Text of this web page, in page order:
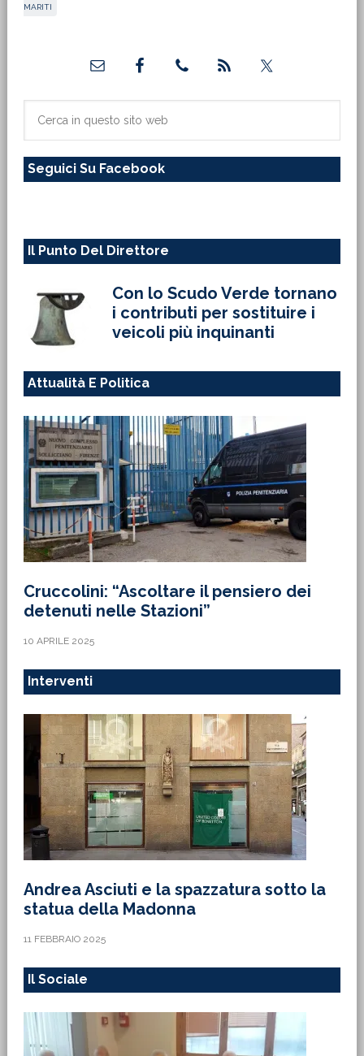
MARITI
primaria
sito
Seguici Su Facebook
Il Punto Del Direttore
Con lo Scudo Verde tornano
i contributi per sostituire i
veicoli più inquinanti
Attualità E Politica
Cruccolini: “Ascoltare il pensiero dei
detenuti nelle Stazioni”
10 APRILE 2025
Interventi
Andrea Asciuti e la spazzatura sotto la
statua della Madonna
11 FEBBRAIO 2025
Il Sociale